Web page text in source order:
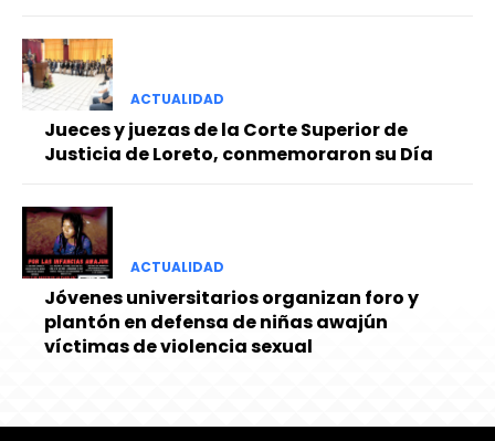
ACTUALIDAD
Jueces y juezas de la Corte Superior de
Justicia de Loreto, conmemoraron su Día
ACTUALIDAD
Jóvenes universitarios organizan foro y
plantón en defensa de niñas awajún
víctimas de violencia sexual